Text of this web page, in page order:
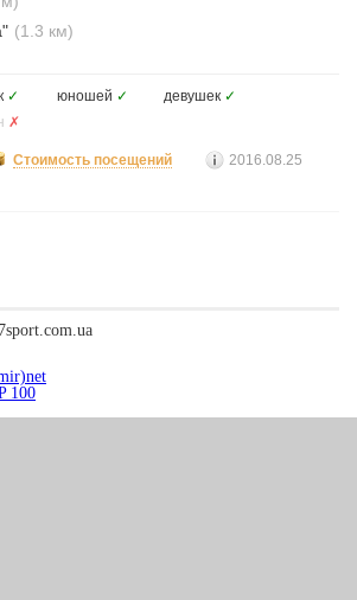
(1.3 км)
✓ юношей ✓ девушек ✓
✗
Стоимость посещений 2016.08.25